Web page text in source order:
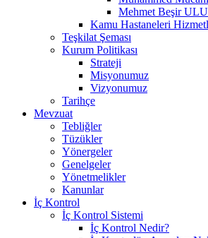
Mehmet Beşir
Kamu Hastaneleri
Teşkilat Şeması
Kurum Politikası
Strateji
Misyonumuz
Vizyonumuz
Tarihçe
Mevzuat
Tebliğler
Tüzükler
Yönergeler
Genelgeler
Yönetmelikler
Kanunlar
İç Kontrol
İç Kontrol Sistemi
İç Kontrol Nedir?